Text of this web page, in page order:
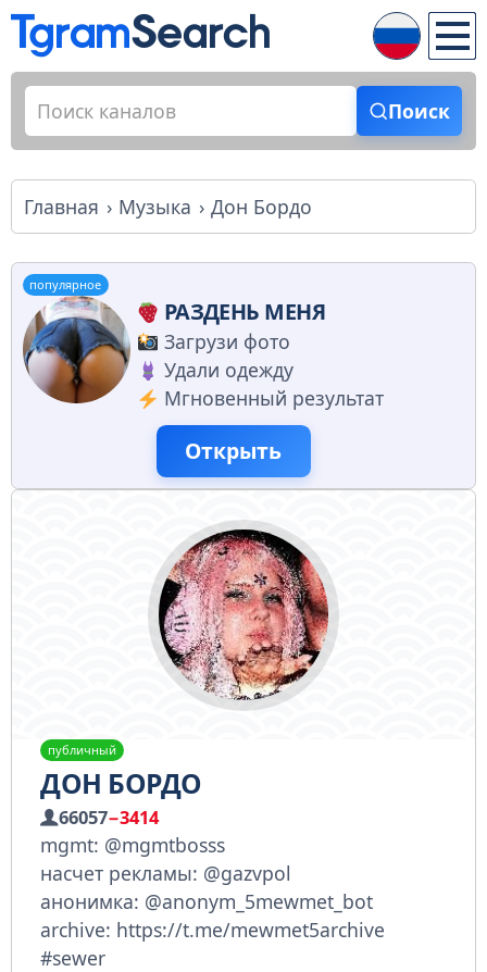
Поиск
Главная Музыка Дон Бордо
популярное
РАЗДЕНЬ МЕНЯ
Загрузи фото
Удали одежду
Мгновенный результат
Открыть
публичный
ДОН БОРДО
66057−3414
mgmt: @mgmtbosss
насчет рекламы: @gazvpol
анонимка: @anonym_5mewmet_bot
archive: https://t.me/mewmet5archive
#sewer